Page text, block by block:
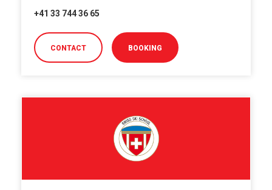
+41 33 744 36 65
CONTACT BOOKING